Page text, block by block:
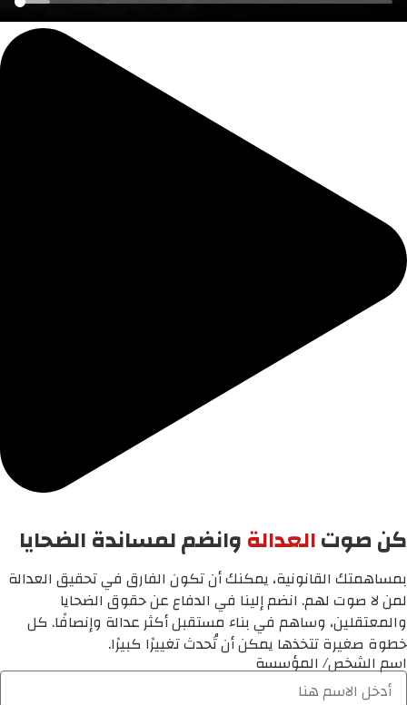
كن صوتالعدالةوانضم لمساندة الضحايا
بمساهمتك القانونية، يمكنك أن تكون الفارق في تحقيق العدالة
لمن لا صوت لهم. انضم إلينا في الدفاع عن حقوق الضحايا
والمعتقلين، وساهم في بناء مستقبل أكثر عدالة وإنصافًا. كل
خطوة صغيرة تتخذها يمكن أن تُحدث تغييرًا كبيرًا.
اسم الشخص/ المؤسسة